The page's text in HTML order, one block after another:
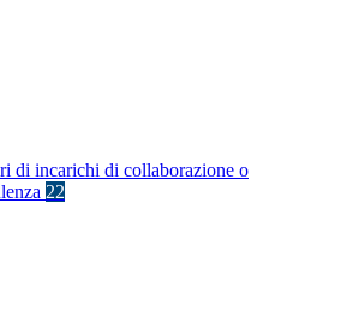
di incarichi di collaborazione o
22